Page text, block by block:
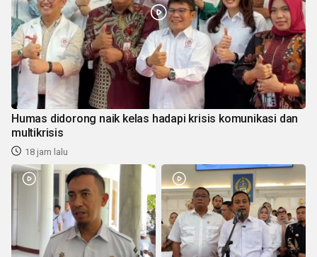
Humas didorong naik kelas hadapi krisis komunikasi dan
multikrisis
18 jam lalu